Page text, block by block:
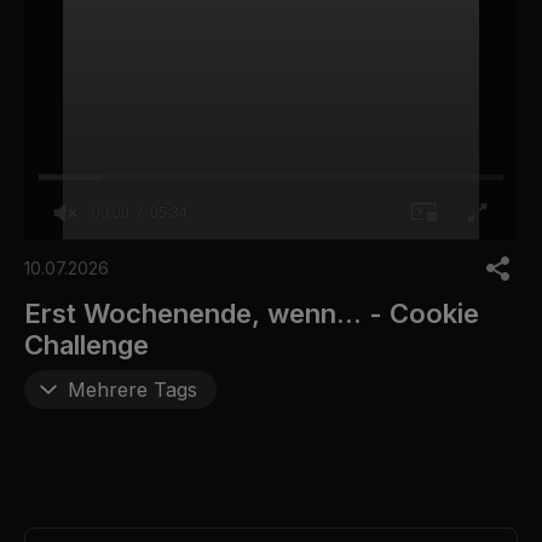
o
5
m
i
e
10.07.2026
Erst Wochenende, wenn... - Cookie
Challenge
Mehrere Tags